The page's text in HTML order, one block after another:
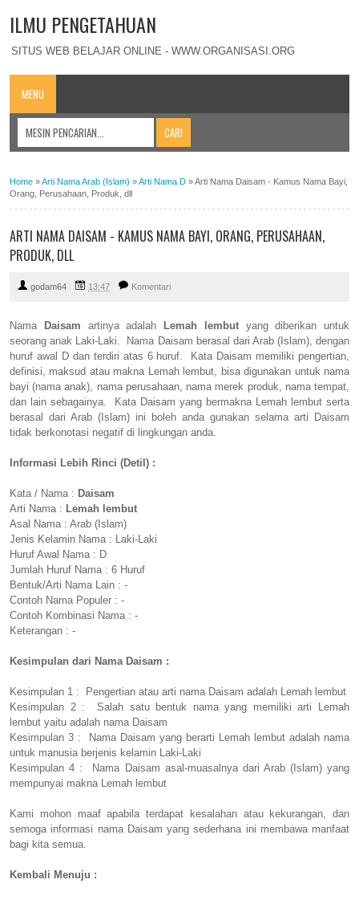
ILMU PENGETAHUAN
SITUS WEB BELAJAR ONLINE - WWW.ORGANISASI.ORG
MENU
Home »Arti Nama Arab (Islam) »Arti Nama D »Arti Nama Daisam - Kamus Nama Bayi,
Orang, Perusahaan, Produk, dll
ARTI NAMA DAISAM - KAMUS NAMA BAYI, ORANG, PERUSAHAAN,
PRODUK, DLL
godam64 13:47 Komentari
Nama Daisam artinya adalah Lemah lembutyang diberikan untuk
seorang anak Laki-Laki. Nama Daisam berasal dari Arab (Islam), dengan
huruf awal D dan terdiri atas 6 huruf. Kata Daisam memiliki pengertian,
definisi, maksud atau makna Lemah lembut, bisa digunakan untuk nama
bayi (nama anak), nama perusahaan, nama merek produk, nama tempat,
dan lain sebagainya. Kata Daisam yang bermakna Lemah lembut serta
berasal dari Arab (Islam) ini boleh anda gunakan selama arti Daisam
tidak berkonotasi negatif di lingkungan anda.
Informasi Lebih Rinci (Detil) :
Kata / Nama : Daisam
Arti Nama : Lemah lembut
Asal Nama : Arab (Islam)
Jenis Kelamin Nama : Laki-Laki
Huruf Awal Nama : D
Jumlah Huruf Nama : 6 Huruf
Bentuk/Arti Nama Lain : -
Contoh Nama Populer : -
Contoh Kombinasi Nama : -
Keterangan : -
Kesimpulan dari Nama Daisam :
Kesimpulan 1 : Pengertian atau arti nama Daisam adalah Lemah lembut
Kesimpulan 2 : Salah satu bentuk nama yang memiliki arti Lemah
lembut yaitu adalah nama Daisam
Kesimpulan 3 : Nama Daisam yang berarti Lemah lembut adalah nama
untuk manusia berjenis kelamin Laki-Laki
Kesimpulan 4 : Nama Daisam asal-muasalnya dari Arab (Islam) yang
mempunyai makna Lemah lembut
Kami mohon maaf apabila terdapat kesalahan atau kekurangan, dan
semoga informasi nama Daisam yang sederhana ini membawa manfaat
bagi kita semua.
Kembali Menuju :